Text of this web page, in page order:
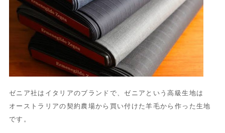
ゼニア社はイタリアのブランドで、ゼニアという高級生地は
オーストラリアの契約農場から買い付けた羊毛から作った生地
です。